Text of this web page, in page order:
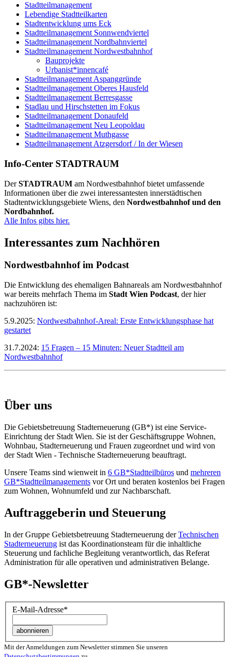
Stadtteilmanagement
Lebendige Stadtteilkarten
Stadtentwicklung ums Eck
Stadtteilmanagement Sonnwendviertel
Stadtteilmanagement Nordbahnviertel
Stadtteilmanagement Nordwestbahnhof
Bauprojekte
Urbanist*innencafé
Stadtteilmanagement Aspanggründe
Stadtteilmanagement Oberes Hausfeld
Stadtteilmanagement Berresgasse
Stadlau und Hirschstetten im Fokus
Stadtteilmanagement Donaufeld
Stadtteilmanagement Neu Leopoldau
Stadtteilmanagement Muthgasse
Stadtteilmanagement Atzgersdorf / In der Wiesen
Info-Center STADTRAUM
DerSTADTRAUM am Nordwestbahnhof bietet umfassende
Informationen über die zwei interessantesten innerstädtischen
Stadtentwicklungsgebiete Wiens, den Nordwestbahnhof und den
Nordbahnhof.
Alle Infos gibts hier.
Interessantes zum Nachhören
Nordwestbahnhof im Podcast
Die Entwicklung des ehemaligen Bahnareals am Nordwestbahnhof
war bereits mehrfach Thema im Stadt Wien Podcast, der hier
nachzuhören ist:
5.9.2025: Nordwestbahnhof-Areal: Erste Entwicklungsphase hat
gestartet
31.7.2024: 15 Fragen – 15 Minuten: Neuer Stadtteil am
Nordwestbahnhof
Über uns
Die Gebietsbetreuung Stadterneuerung (GB*) ist eine Service-
Einrichtung der Stadt Wien. Sie ist der Geschäfts­gruppe Wohnen,
Wohnbau, Stadt­erneuerung und Frauen zugeordnet und wird von
der Stadt Wien - Technische Stadterneuerung beauftragt.
Unsere Teams sind wienweit in 6 GB*Stadtteilbüros und mehreren
GB*Stadtteilmanagements vor Ort und beraten kostenlos bei Fragen
zum Wohnen, Wohnumfeld und zur Nachbarschaft.
Auftraggeberin und Steuerung
In der Gruppe Gebietsbetreuung Stadterneuerung derTechnischen
Stadterneuerung ist das Koordinationsteam für die inhaltliche
Steuerung und fachliche Begleitung verantwortlich, das Referat
Administration für alle operativen und administrativen Belange.
GB*-Newsletter
E-Mail-Adresse*
Mit der Anmeldungen zum Newsletter stimmen Sie unseren